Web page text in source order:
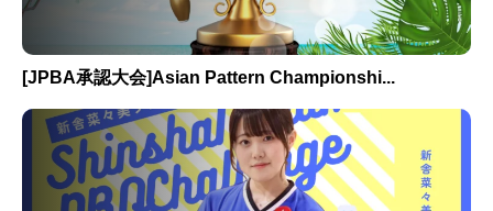
[JPBA承認大会]Asian Pattern Championshi...